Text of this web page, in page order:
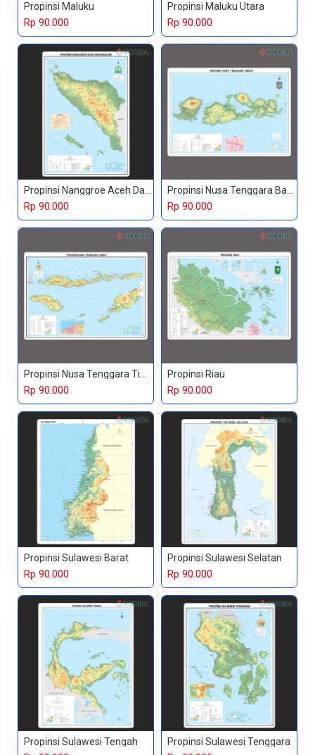
Propinsi Maluku
Rp 90.000
Propinsi Maluku Utara
Rp 90.000
Propinsi Nanggroe Aceh Darussalam
Rp 90.000
Propinsi Nusa Tenggara Barat
Rp 90.000
Propinsi Nusa Tenggara Timur
Rp 90.000
Propinsi Riau
Rp 90.000
Propinsi Sulawesi Barat
Rp 90.000
Propinsi Sulawesi Selatan
Rp 90.000
Propinsi Sulawesi Tengah Propinsi Sulawesi Tenggara